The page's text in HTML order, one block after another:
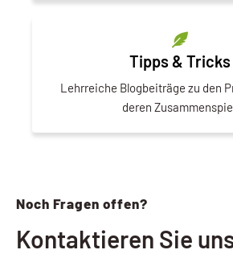
Tipps & Tricks
Lehrreiche Blogbeiträge zu den
deren
Noch Fragen offen?
Kontaktieren Sie